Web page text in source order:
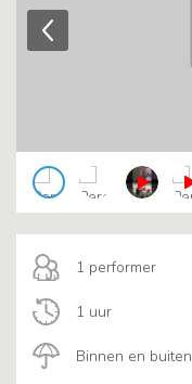
1 performer
Binnen en buiten
1 uur